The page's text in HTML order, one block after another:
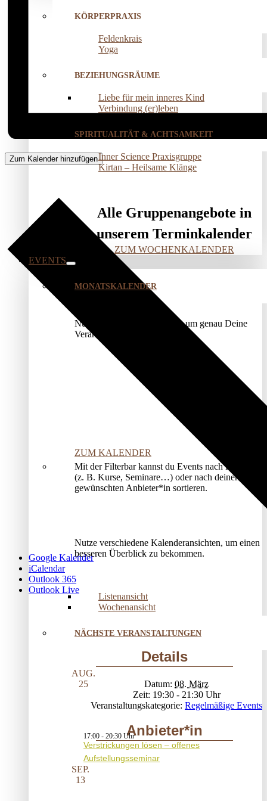
KÖRPERPRAXIS
Feldenkrais
Yoga
BEZIEHUNGSRÄUME
Liebe für mein inneres Kind
Verbindung (er)leben
SPIRITUALITÄT & ACHTSAMKEIT
Inner Science Praxisgruppe
Kirtan – Heilsame Klänge
Alle Gruppenangebote in
unserem Terminkalender
ZUM WOCHENKALENDER
EVENTS
MONATSKALENDER
Nutze unser Kalendermodul, um genau Deine
Veranstaltung zu finden.
ZUM KALENDER
Mit der Filterbar kannst du Events nach Kategorien
(z. B. Kurse, Seminare…) oder nach deinem*r
gewünschten Anbieter*in sortieren.
Nutze verschiedene Kalenderansichten, um einen
besseren Überblick zu bekommen.
Listenansicht
Wochenansicht
NÄCHSTE VERANSTALTUNGEN
AUG.
25
17:00 - 20:30
Verstrickungen lösen – offenes
Aufstellungsseminar
SEP.
13
Zum Kalender hinzufügen
Google Kalender
iCalendar
Outlook 365
Outlook Live
Details
Datum: 08. März
Zeit: 19:30 - 21:30
Veranstaltungskategorie: Regelmäßige Events
Anbieter*in